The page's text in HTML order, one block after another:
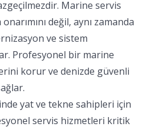
Marine servis
değil, aynı zamanda
ve sistem
Profesyonel bir marine
korur ve denizde güvenli
yat ve tekne sahipleri için
servis hizmetleri kritik